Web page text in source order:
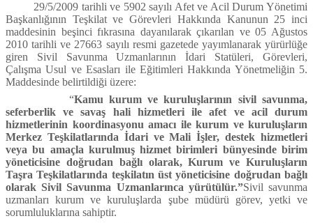
29/5/2009 tarihli ve 5902 sayılı Afet ve Acil Durum Yönetimi
Başkanlığının Teşkilat ve Görevleri Hakkında Kanunun 25 inci
maddesinin beşinci fıkrasına dayanılarak çıkarılan ve 05 Ağustos
2010 tarihli ve 27663 sayılı resmi gazetede yayımlanarak yürürlüğe
giren Sivil Savunma Uzmanlarının İdari Statüleri, Görevleri,
Çalışma Usul ve Esasları ile Eğitimleri Hakkında Yönetmeliğin 5.
Maddesinde belirtildiği üzere:
“Kamu kurum ve kuruluşlarının sivil savunma,
seferberlik ve savaş hali hizmetleri ile afet ve acil durum
hizmetlerinin koordinasyonu amacı ile kurum ve kuruluşların
Merkez Teşkilatlarında İdari ve Mali İşler, destek hizmetleri
veya bu amaçla kurulmuş hizmet birimleri bünyesinde birim
yöneticisine doğrudan bağlı olarak, Kurum ve Kuruluşların
Taşra Teşkilatlarında teşkilatın üst yöneticisine doğrudan bağlı
olarak Sivil Savunma Uzmanlarınca yürütülür.”Sivil savunma
uzmanları kurum ve kuruluşlarda şube müdürü görev, yetki ve
sorumluluklarına sahiptir.